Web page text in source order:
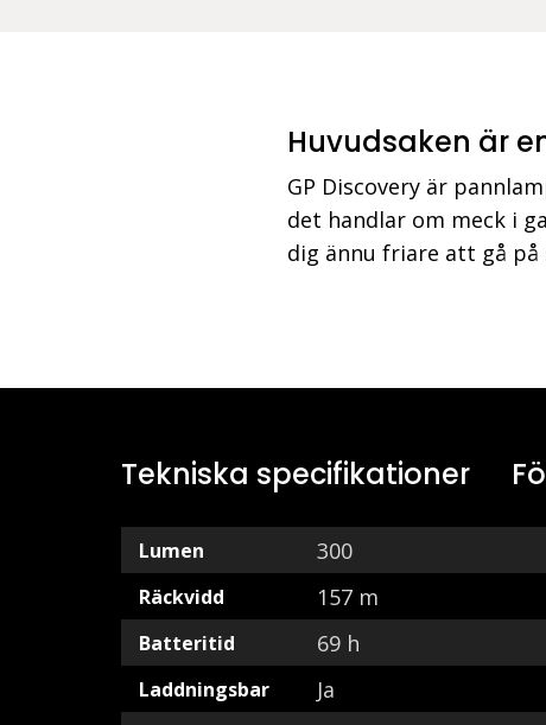
Huvudsaken är
GP Discovery är
det handlar om meck i
dig ännu friare att gå på
Tekniska specifikationer
Lumen 300
Räckvidd 157 m
Batteritid 69 h
Laddningsbar Ja